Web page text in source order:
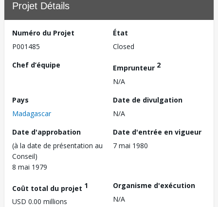
Projet Détails
Numéro du Projet
P001485
État
Closed
Chef d’équipe
Emprunteur 2
N/A
Pays
Madagascar
Date de divulgation
N/A
Date d'approbation
(à la date de présentation au
Conseil)
8 mai 1979
Date d'entrée en vigueur
7 mai 1980
Coût total du projet 1
USD 0.00 millions
Organisme d'exécution
N/A